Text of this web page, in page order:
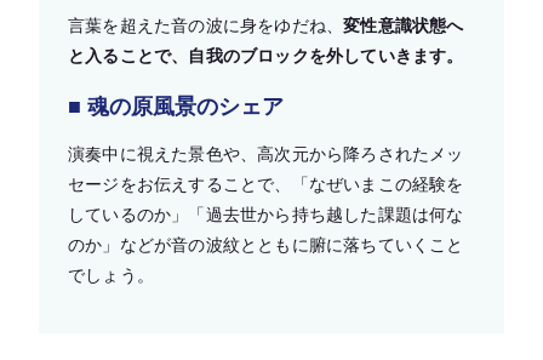
言葉を超えた音の波に身をゆだね、変性意識状態へ
と入ることで、自我のブロックを外していきます。
■ 魂の原風景のシェア
演奏中に視えた景色や、高次元から降ろされたメッ
セージをお伝えすることで、「なぜいまこの経験を
しているのか」「過去世から持ち越した課題は何な
のか」などが音の波紋とともに腑に落ちていくこと
でしょう。